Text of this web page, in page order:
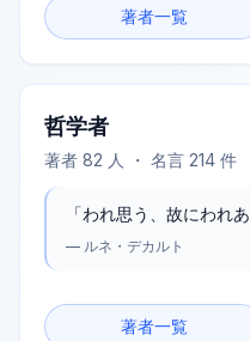
著者一覧
哲学者
著者 82 人 ・ 名言 214 件
「われ思う、故にわれあ
— ルネ・デカルト
著者一覧